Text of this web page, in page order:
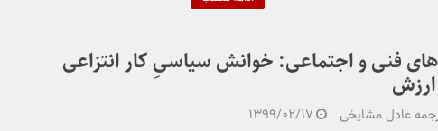
فنی و اجتماعی: خوانش سیاسیِ کار انتزاعی
ارزش
عادل مشایخی ۱۳۹۹/۰۲/۱۷